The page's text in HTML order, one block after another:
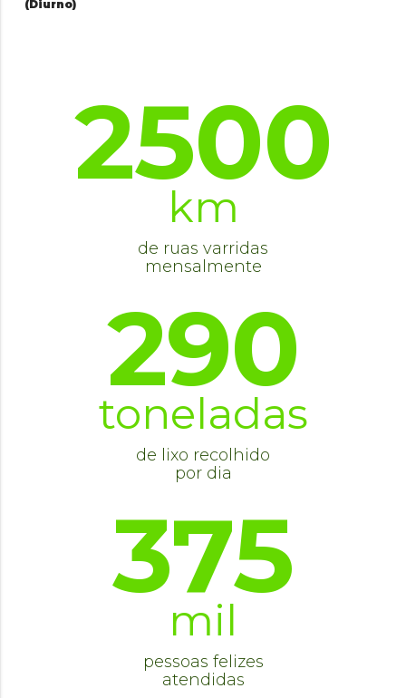
(Diurno)
2500
km
de ruas varridas
mensalmente
290
toneladas
de lixo recolhido
por dia
375
mil
pessoas felizes
atendidas